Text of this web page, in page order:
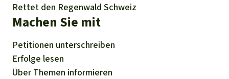
Rettet den Regenwald Schweiz
Machen Sie mit
Petitionen unterschreiben
Erfolge lesen
Über Themen informieren